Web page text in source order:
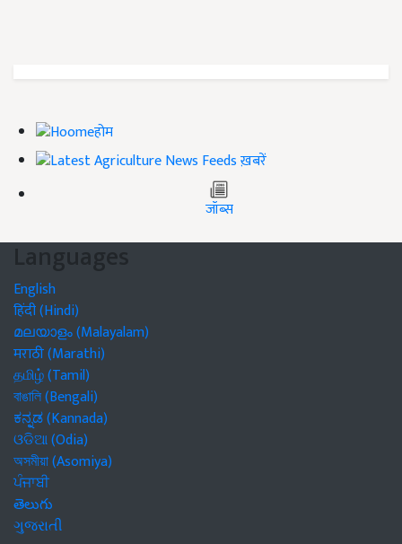
होम
ख़बरें
जॉब्स
Languages
English
हिंदी (Hindi)
മലയാളം (Malayalam)
मराठी (Marathi)
தமிழ் (Tamil)
বাঙালি (Bengali)
ಕನ್ನಡ (Kannada)
ଓଡିଆ (Odia)
অসমীয়া (Asomiya)
ਪੰਜਾਬੀ
తెలుగు
ગુજરાતી